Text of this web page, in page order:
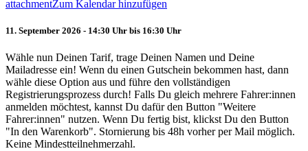
attachmentZum Kalendar hinzufügen
11. September 2026 - 14:30 Uhr bis 16:30 Uhr
Wähle nun Deinen Tarif, trage Deinen Namen und Deine
Mailadresse ein! Wenn du einen Gutschein bekommen hast, dann
wähle diese Option aus und führe den vollständigen
Registrierungsprozess durch! Falls Du gleich mehrere Fahrer:innen
anmelden möchtest, kannst Du dafür den Button "Weitere
Fahrer:innen" nutzen. Wenn Du fertig bist, klickst Du den Button
"In den Warenkorb". Stornierung bis 48h vorher per Mail möglich.
Keine Mindestteilnehmerzahl.